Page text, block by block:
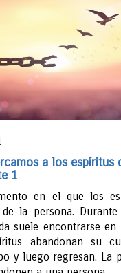
a los espíritus
1
en el que los
la persona.
suele encontrarse
abandonan su
y luego regresan. La